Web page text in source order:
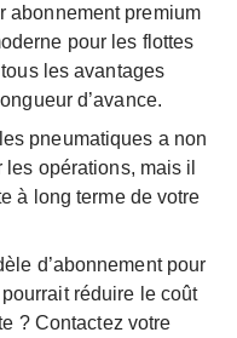
abonnement premium
pour les flottes
les avantages
d’avance.
pneumatiques a non
opérations, mais il
à long terme de votre
d’abonnement pour
réduire le coût
? Contactez votre